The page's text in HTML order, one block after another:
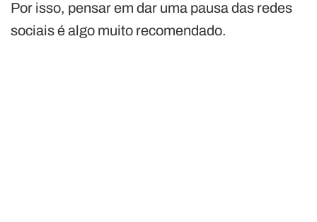
Por isso, pensar em dar uma pausa das redes
sociais é algo muito recomendado.